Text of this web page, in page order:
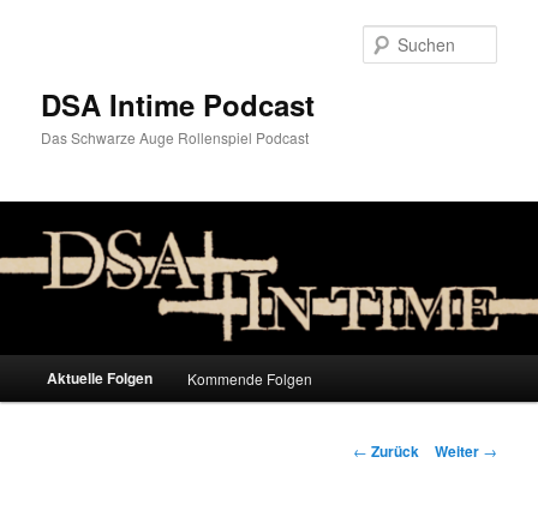
DSA Intime Podcast
Das Schwarze Auge Rollenspiel Podcast
HauptmenüAktuelle Folgen Kommende Folgen
Beitrags-
← Zurück Weiter →